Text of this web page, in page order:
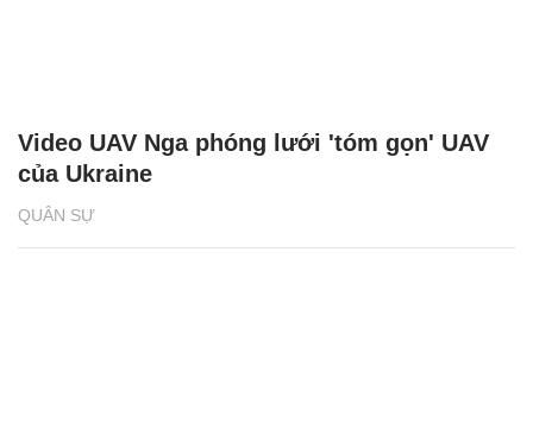
QUÂN SỰ
Video UAV Nga phóng lưới 'tóm gọn' UAV
của Ukraine